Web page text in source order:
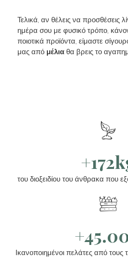
Τελικά, αν θέλεις να προσθέσεις
ημέρα σου με φυσικό τρόπο,
ποιοτικά προϊόντα, είμαστε
μας από μέλιαθα βρεις το
του διοξειδίου του άνθρακα που
Ικανοποιημένοι πελάτες από τους